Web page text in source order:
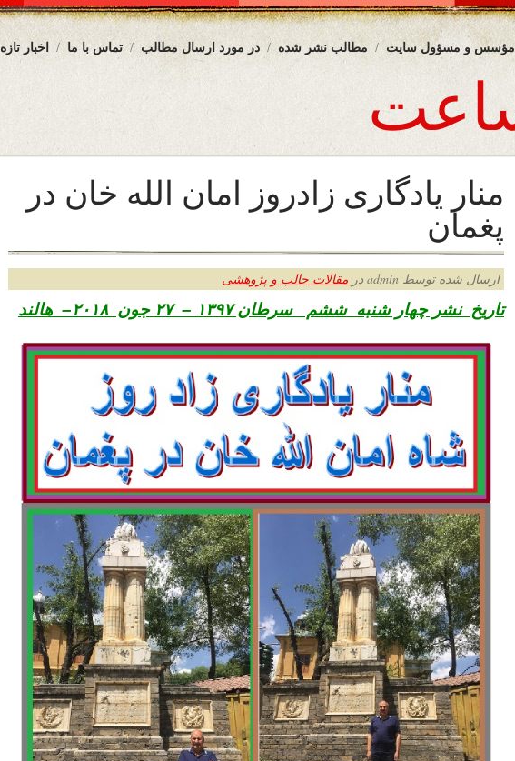
اخبار تازه تماس با ما در مورد ارسال مطالب مطالب نشر شده مؤسس و مسؤول سایت
منار یادگاری زادروز امان الله خان در
پغمان
ارسال شده توسط admin در مقالات جالب و پژوهشی
تاریخ نشر چهار شنبه ششم سرطان ۱۳۹۷ – ۲۷ جون ۲۰۱۸– هالند